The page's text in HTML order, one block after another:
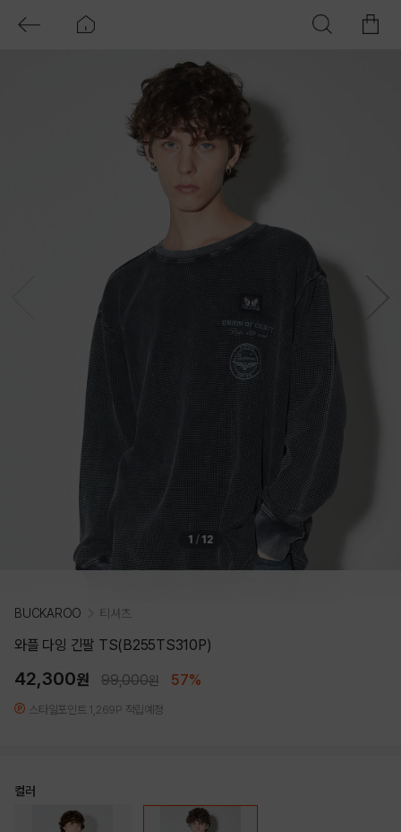
1 / 12
BUCKAROO 티셔츠
와플 다잉 긴팔 TS(B255TS310P)
42,300원 99,000원 57%
스타일포인트 1,269P 적립예정
컬러